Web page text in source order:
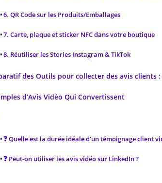
6. QR Code sur les Produits/Emballages
7. Carte, plaque et sticker NFC dans votre boutique
8. Réutiliser les Stories Instagram & TikTok
des Outils pour collecter des avis clients
d’Avis Vidéo Qui Convertissent
❓ Quelle est la durée idéale d’un témoignage client
❓ Peut-on utiliser les avis vidéo sur LinkedIn ?